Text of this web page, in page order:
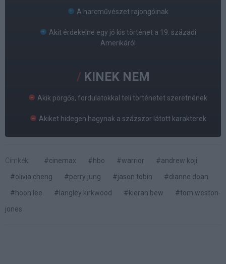
A harcművészet rajongóinak
Akit érdekelne egy jó kis történet a 19. századi
Amerikáról
KINEK NEM
Akik pörgős, fordulatokkal teli történetet szeretnének
Akiket hidegen hagynak a százszor látott karakterek
Címkék: #cinemax #hbo #warrior
#andrew koji
#olivia cheng
#perry jung #jason tobin
#dianne doan
#hoon lee
#langley kirkwood #kieran bew
#tom weston-
jones